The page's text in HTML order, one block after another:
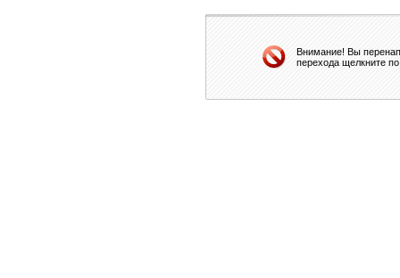
Внимание! Вы
перехода щелкните